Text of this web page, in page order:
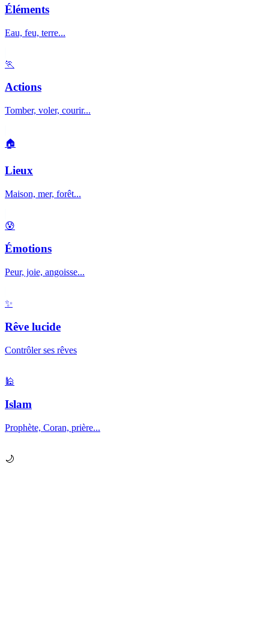
Éléments
Eau, feu, terre...
🏃
Actions
Tomber, voler, courir...
🏠
Lieux
Maison, mer, forêt...
😰
Émotions
Peur, joie, angoisse...
✨
Rêve lucide
Contrôler ses rêves
🕌
Islam
Prophète, Coran, prière...
🌙